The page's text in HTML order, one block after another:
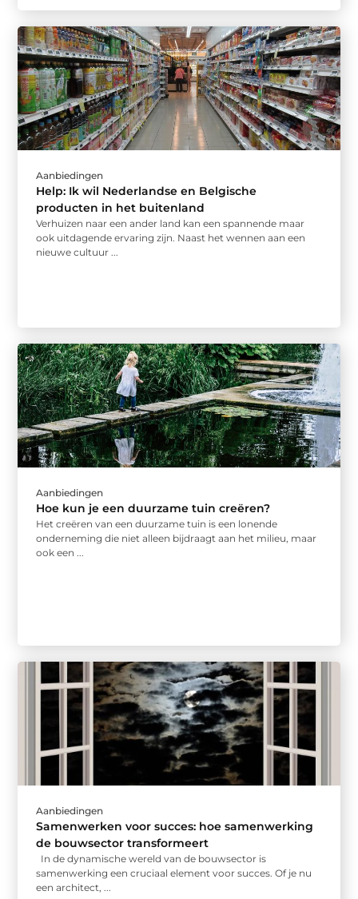
Aanbiedingen
Help: Ik wil Nederlandse en Belgische
producten in het buitenland
Verhuizen naar een ander land kan een spannende maar
ook uitdagende ervaring zijn. Naast het wennen aan een
nieuwe cultuur ...
Aanbiedingen
Hoe kun je een duurzame tuin creëren?
Het creëren van een duurzame tuin is een lonende
onderneming die niet alleen bijdraagt aan het milieu, maar
ook een ...
Aanbiedingen
Samenwerken voor succes: hoe samenwerking
de bouwsector transformeert
In de dynamische wereld van de bouwsector is
samenwerking een cruciaal element voor succes. Of je nu
een architect, ...